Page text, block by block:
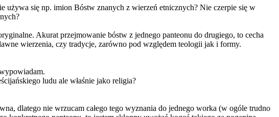
się np. imion Bóstw znanych z wierzeń etnicznych? Nie czerpie się w
Akurat przejmowanie bóstw z jednego panteonu do drugiego, to cecha
wierzenia, czy tradycje, zarówno pod względem teologii jak i formy.
ludu ale właśnie jako religia?
dlatego nie wrzucam całego tego wyznania do jednego worka (w ogóle trudno